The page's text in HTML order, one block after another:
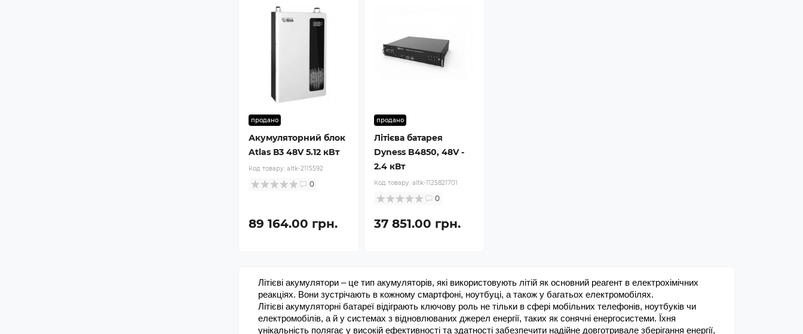
продано
Акумуляторний блок
Atlas В3 48V 5.12 кBт
Код товару: altk-2115592
0
89 164.00 грн.
продано
Літієва батарея
Dyness B4850, 48V -
2.4 кВт
Код товару: altk-1125821701
0
37 851.00 грн.
Літієві акумулятори – це тип акумуляторів, які використовують літій як основний реагент в електрохімічних
реакціях. Вони зустрічають в кожному смартфоні, ноутбуці, а також у багатьох електромобілях.
Літієві акумуляторні батареї відіграють ключову роль не тільки в сфері мобільних телефонів, ноутбуків чи
електромобілів, а й у системах з відновлюваних джерел енергії, таких як сонячні енергосистеми. Їхня
унікальність полягає у високій ефективності та здатності забезпечити надійне довготривале зберігання енергії,